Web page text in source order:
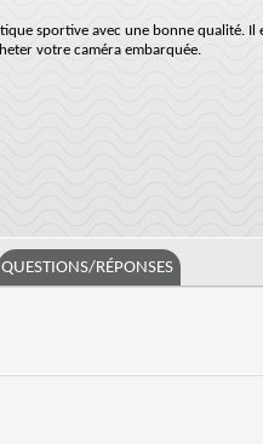
sportive avec une bonne qualité. Il
votre caméra embarquée.
QUESTIONS/RÉPONSES